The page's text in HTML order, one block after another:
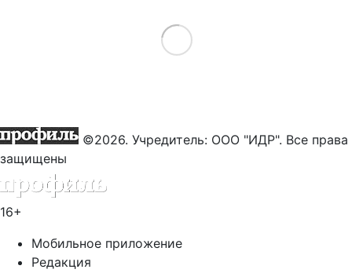
Load More
©2026. Учредитель: ООО "ИДР". Все права
защищены
16+
Мобильное приложение
Редакция